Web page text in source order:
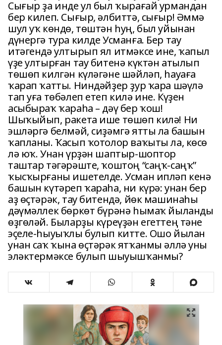
Сығыр ҙа инде ул был ҡырағай урмандан
бер килеп. Сығыр, әлбиттә, сығыр! Әммә
шул уҡ көндө, төштән һуң, был уйынан
дүнергә тура килде Усманға. Бер тау
итәгендә ултырып ял итмәксе ине, ҡапыл
үҙе ултырған тау битенә күктән атылып
төшөп килгән күләгәне шәйләп, һауаға
ҡарап ҡатты. Ниндәйҙер ҙур ҡара шәүлә
тап уға төбәлеп етеп килә ине. Күҙен
асыбыраҡ ҡараһа – дәү бер ҡош!
Шыҡыйып, ракета ише төшөп килә! Ни
эшләргә белмәй, сиҙәмгә ятты ла башын
ҡапланы. Ҡасып ҡотолор ваҡыты ла, көсө
лә юҡ. Унан үрҙән шаптыр-шоптор
таштар тәгәрәште, ҡоштоң “саңҡ-саңҡ”
ҡысҡырғаны ишетелде. Усман ипләп кенә
башын күтәреп ҡараһа, ни күрә: унан бер
аҙ өҫтәрәк, тау битендә, йөк машинаһы
дәүмәллек бөркөт бүрәнә һымаҡ йыланды
өҙгөләй. Быларҙы күреүҙән егеттең тәне
эҫеле-һыуыҡлы булып китте. Ошо йылан
унан саҡ ҡына өҫтәрәк ятҡанмы әллә уны
эләктермәксе булып шыуышҡанмы?